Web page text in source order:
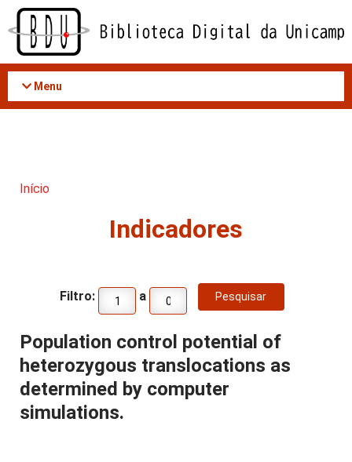
Acessar
conteúdo
Menu
Início
Indicadores
Filtro: a
Population control potential of
heterozygous translocations as
determined by computer
simulations.